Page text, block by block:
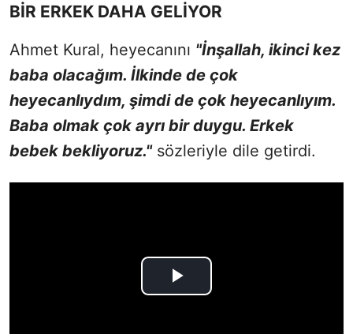
BİR ERKEK DAHA GELİYOR
Ahmet Kural, heyecanını "İnşallah, ikinci kez
baba olacağım. İlkinde de çok
heyecanlıydım, şimdi de çok heyecanlıyım.
Baba olmak çok ayrı bir duygu. Erkek
bebek bekliyoruz."sözleriyle dile getirdi.